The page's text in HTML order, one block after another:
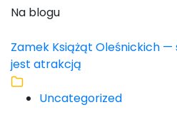
Na blogu
Zamek Książąt Oleśnickich
jest atrakcją
Uncategorized